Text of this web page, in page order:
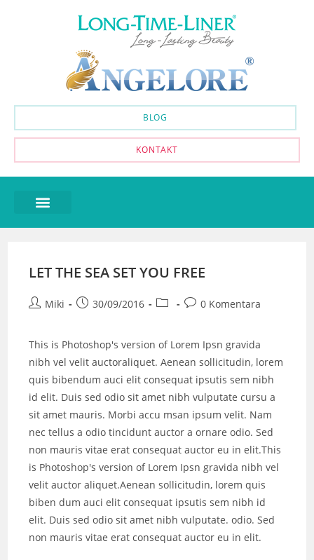
BLOG
KONTAKT
LET THE SEA SET YOU FREE
Miki 30/09/2016 0 Komentara
This is Photoshop's version of Lorem Ipsn gravida
nibh vel velit auctoraliquet. Aenean sollicitudin, lorem
quis bibendum auci elit consequat ipsutis sem nibh
id elit. Duis sed odio sit amet nibh vulputate cursu a
sit amet mauris. Morbi accu msan ipsum velit. Nam
nec tellus a odio tincidunt auctor a ornare odio. Sed
non mauris vitae erat consequat auctor eu in elit.This
is Photoshop's version of Lorem Ipsn gravida nibh vel
velit auctor aliquet.Aenean sollicitudin, lorem quis
biben dum auci elit consequat ipsutis sem nibh id
elit. Duis sed odio sit amet nibh vulputate. odio. Sed
non mauris vitae erat consequat auctor eu in elit.